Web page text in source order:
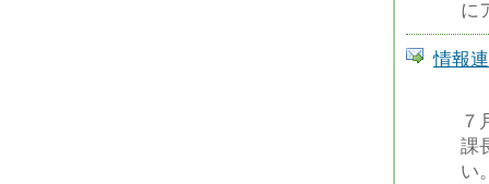
に
情報
７
課
い